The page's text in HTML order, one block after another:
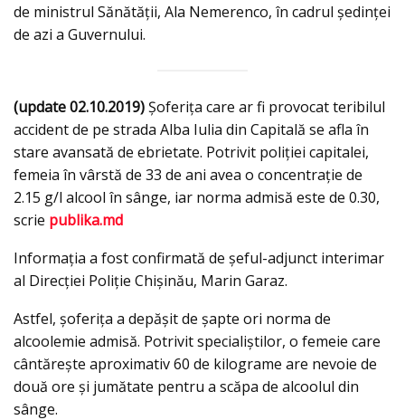
de ministrul Sănătății, Ala Nemerenco, în cadrul ședinței
de azi a Guvernului.
(update 02.10.2019)Șoferița care ar fi provocat teribilul
accident de pe strada Alba Iulia din Capitală se afla în
stare avansată de ebrietate. Potrivit poliției capitalei,
femeia în vârstă de 33 de ani avea o concentrație de
2.15 g/l alcool în sânge, iar norma admisă este de 0.30,
scrie publika.md
Informaţia a fost confirmată de şeful-adjunct interimar
al Direcţiei Poliţie Chişinău, Marin Garaz.
Astfel, șoferița a depășit de șapte ori norma de
alcoolemie admisă. Potrivit specialiștilor, o femeie care
cântăreşte aproximativ 60 de kilograme are nevoie de
două ore şi jumătate pentru a scăpa de alcoolul din
sânge.